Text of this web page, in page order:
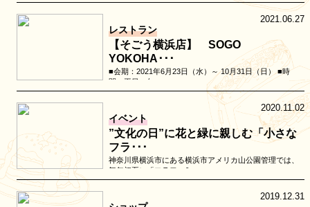
レストラン
2021.06.27
【そごう横浜店】 SOGO
YOKOHA･･･
■会期：2021年6月23日（水）～ 10月31日（日） ■時
間：平日 午…
イベント
2020.11.02
”文化の日”に花と緑に親しむ「小さな
フラ･･･
神奈川県横浜市にある横浜市アメリカ山公園管理では、
毎年初夏に「フラワー&…
2019.12.31